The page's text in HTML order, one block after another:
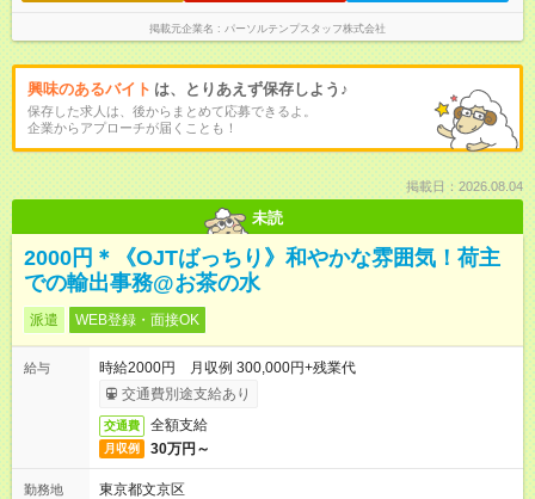
掲載元企業名 パーソルテンプスタッフ株式会社
興味のあるバイト は、とりあえず保存しよう♪
保存した求人は、後からまとめて応募できるよ。
企業からアプローチが届くことも！
掲載日：2026.08.04
未読
2000円＊《OJTばっちり》和やかな雰囲気！荷主
での輸出事務@お茶の水
派遣 WEB登録・面接OK
給与
時給2000円 月収例 300,000円+残業代
交通費別途支給あり
交通費 全額支給
月収例 30万円～
勤務地
東京都文京区